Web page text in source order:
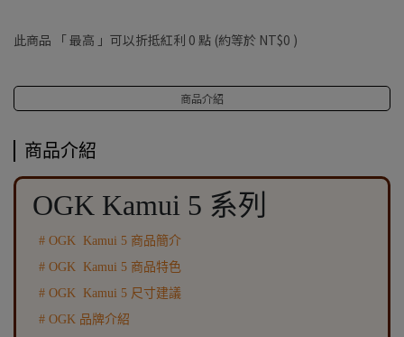
此商品 「 最高 」可以折抵紅利 0 點 (約等於 NT$0 )
商品介紹
商品介紹
OGK Kamui 5 系列
# OGK Kamui 5 商品簡介
# OGK Kamui 5 商品特色
# OGK Kamui 5 尺寸建議
# OGK 品牌介紹